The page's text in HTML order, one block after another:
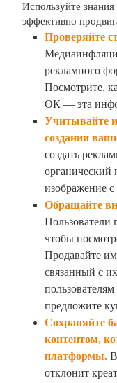
Используйте
эффективно
Проверяйте
рекламного
Посмотрите,
ОК — эта
Учитывайте
создании
создать
органический
изображение
Обращайте
Пользователи
чтобы
Продавайте
связанный с
предложите
Сохраняйте
контентом,
платформы.
отклонит